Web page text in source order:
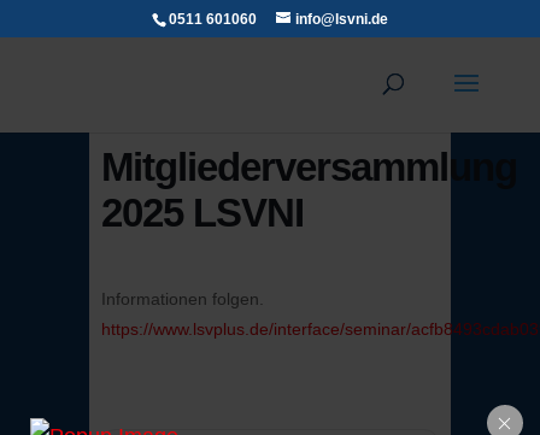
0511 601060 info@lsvni.de
Mitgliederversammlung
2025 LSVNI
Informationen folgen.
https://www.lsvplus.de/interface/seminar/